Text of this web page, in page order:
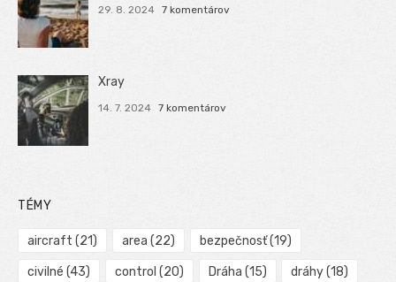
29. 8. 2024 7 komentárov
Xray
14. 7. 2024 7 komentárov
TÉMY
aircraft (21) area (22) bezpečnosť(19)
civilné (43) control (20) Dráha (15) dráhy(18)